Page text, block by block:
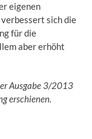
eigenen
sich die
für die
aber erhöht
Ausgabe 3/2013
erschienen.